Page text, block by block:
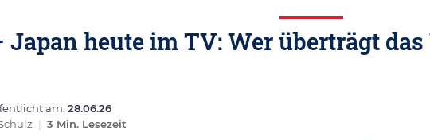
heute im TV: Wer überträgt
am: 28.06.26
| 3 Min. Lesezeit